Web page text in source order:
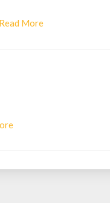
Read More
a
a
d